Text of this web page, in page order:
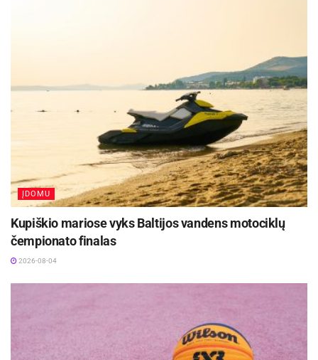
ĮDOMU
Kupiškio mariose vyks Baltijos vandens motociklų
čempionato finalas
2026-08-04